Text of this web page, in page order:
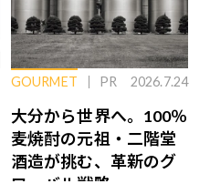
GOURMET PR 2026.7.24
大分から世界へ。100％
麦焼酎の元祖・二階堂
酒造が挑む、革新のグ
ローバル戦略